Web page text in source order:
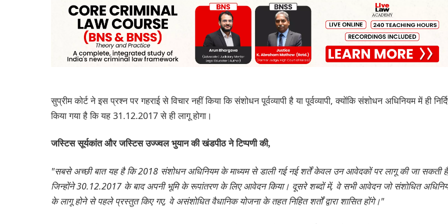
सुप्रीम कोर्ट ने इस प्रश्न पर गहराई से विचार नहीं किया कि संशोधन पूर्वव्यापी है या पूर्वव्यापी, क्योंकि संशोधन अधिनियम में ही
किया गया है कि यह 31.12.2017 से ही लागू होगा।
जस्टिस सूर्यकांत और जस्टिस उज्ज्वल भुयान की खंडपीठ ने टिप्पणी की,
"सबसे अच्छी बात यह है कि 2018 संशोधन अधिनियम के माध्यम से डाली गई नई शर्तें केवल उन आवेदकों पर लागू की जा सकती
जिन्होंने 30.12.2017 के बाद अपनी भूमि के रूपांतरण के लिए आवेदन किया। दूसरे शब्दों में, वे सभी आवेदन जो संशोधित
के लागू होने से पहले प्रस्तुत किए गए, वे असंशोधित वैधानिक योजना के तहत निहित शर्तों द्वारा शासित होंगे।"